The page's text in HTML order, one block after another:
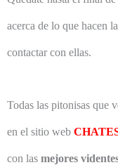
acerca de lo que hacen
contactar con ellas.
Todas las pitonisas que
en el sitio web
con las mejores